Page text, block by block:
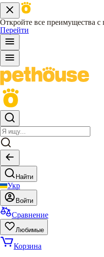
Откройте все преимущества
Перейти
Найти
Укр
Войти
Сравнение
Любимые
Корзина